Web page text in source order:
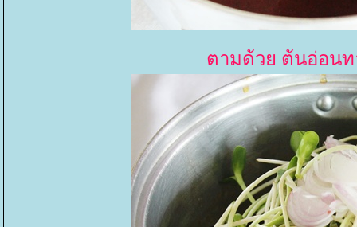
ตามด้วย ต้นอ่อน